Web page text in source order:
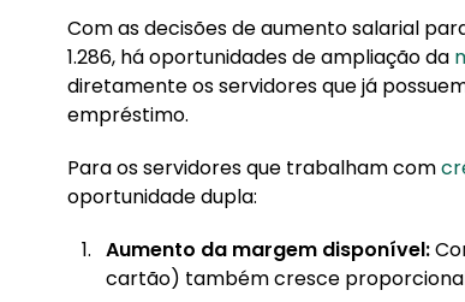
4.5. Impacto na margem consignável
Com as decisões de aumento salarial
1.286, há oportunidades de ampliação da
diretamente os servidores que já
empréstimo.
Para os servidores que trabalham com
oportunidade dupla:
Aumento da margem disponível:
cartão) também cresce